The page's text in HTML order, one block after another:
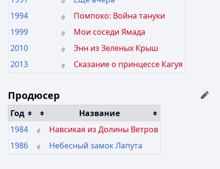
1994
ф
Помпоко: Война тануки
1999
ф
Мои соседи Ямада
2010
ф
Энн из Зеленых Крыш
2013
ф Сказание о принцессе Кагуя
Продюсер
Год
Название
1984
ф
Навсикая из Долины Ветров
1986
ф Небесный замок Лапута